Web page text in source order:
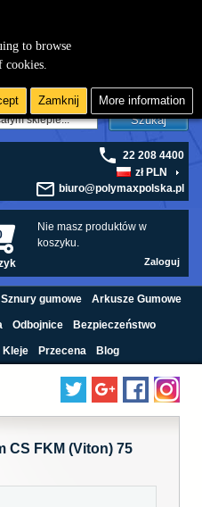
Szukaj
22 208 4400
zł PLN
biuro@polymaxpolska.pl
Nie masz produktów w
koszyku.
Zaloguj
Sznury gumowe Arkusze Gumowe
Odbojnice Bezpieczeństwo
Kleje Przecena Blog
CS FKM (Viton) 75
to browse
cookies.
Zamknij More information